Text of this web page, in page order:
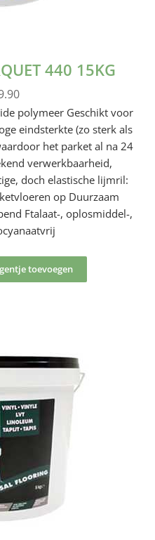
440 15KG
polymeer Geschikt voor
eindsterkte (zo sterk als
het parket al na 24
verwerkbaarheid,
doch elastische lijmril:
op Duurzaam
Ftalaat-, oplosmiddel-,
toevoegen